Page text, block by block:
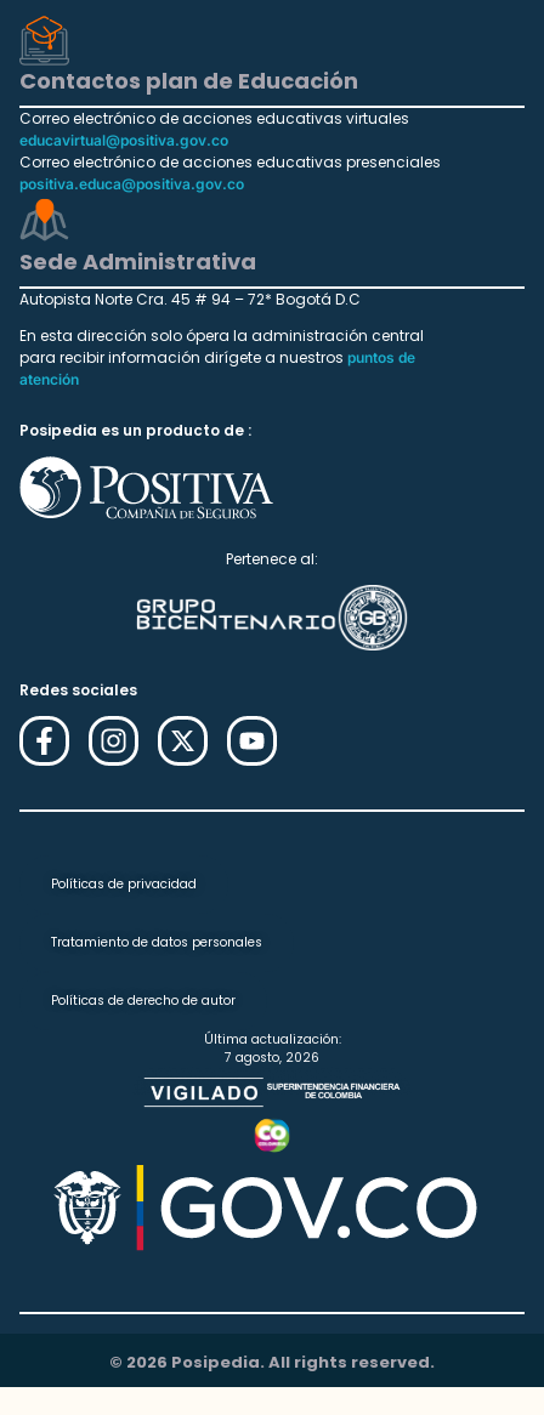
Contactos plan de Educación
Correo electrónico de acciones educativas virtuales
educavirtual@positiva.gov.co
Correo electrónico de acciones educativas presenciales
positiva.educa@positiva.gov.co
Sede Administrativa
Autopista Norte Cra. 45 # 94 – 72* Bogotá D.C
En esta dirección solo ópera la administración central
para recibir información dirígete a nuestros puntos de
atención
Posipedia es un producto de :
Pertenece al:
Redes sociales
Políticas de privacidad
Tratamiento de datos personales
Políticas de derecho de autor
Última actualización:
7 agosto, 2026
© 2026 Posipedia. All rights reserved.